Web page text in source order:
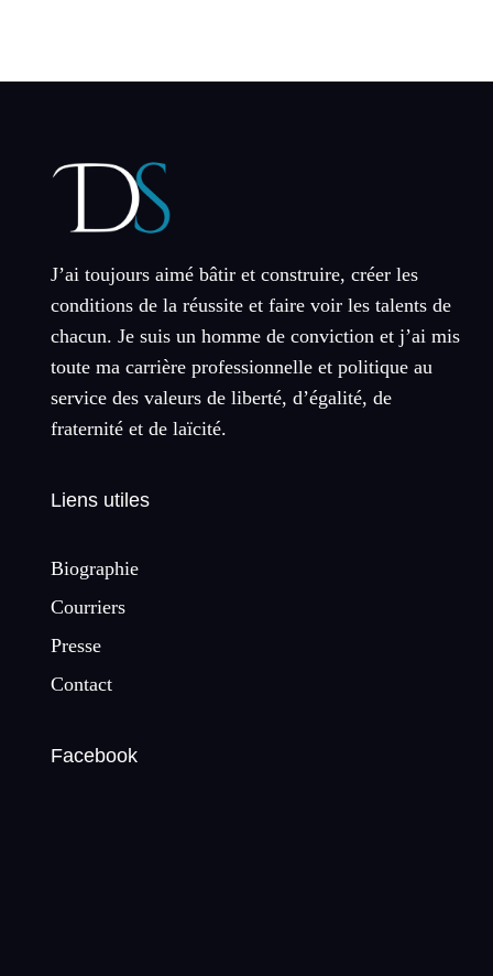
J’ai toujours aimé bâtir et construire, créer les
conditions de la réussite et faire voir les talents de
chacun. Je suis un homme de conviction et j’ai mis
toute ma carrière professionnelle et politique au
service des valeurs de liberté, d’égalité, de
fraternité et de laïcité.
Liens utiles
Biographie
Courriers
Presse
Contact
Facebook